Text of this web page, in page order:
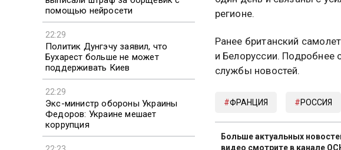
помощью нейросети
22:29
Политик Дунгэчу заявил, что
Бухарест больше не может
поддерживать Киев
22:29
Экс-министр обороны Украины
Федоров: Украине мешает
коррупция
регионе.
Ранее британский
и Белоруссии. Подробнее
службы новостей.
ФРАНЦИЯ РОССИЯ
Больше актуальных
видео смотрите в канале